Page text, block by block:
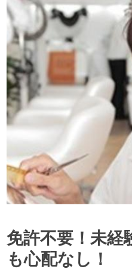
免許不要！未経
も心配なし！